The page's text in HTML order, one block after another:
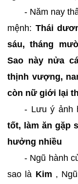
- Năm nay
mệnh: Thái
sáu, tháng
Sao này nửa
thịnh vượng,
còn nữ giới lại
- Lưu ý ảnh
tốt, làm ăn gặp
hưởng nhiều
- Ngũ hành
sao là Kim ,